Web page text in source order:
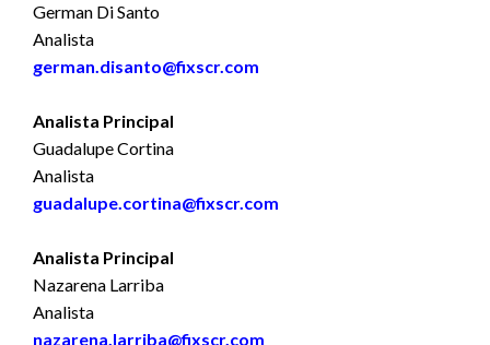
German Di Santo
Analista
german.disanto@fixscr.com
Analista Principal
Guadalupe Cortina
Analista
guadalupe.cortina@fixscr.com
Analista Principal
Nazarena Larriba
Analista
nazarena.larriba@fixscr.com